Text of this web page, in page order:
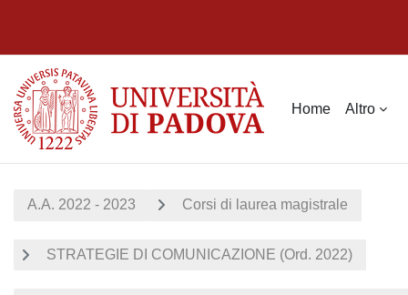
Home Altro
A.A. 2022 - 2023 Corsi di laurea magistrale
STRATEGIE DI COMUNICAZIONE (Ord. 2022)